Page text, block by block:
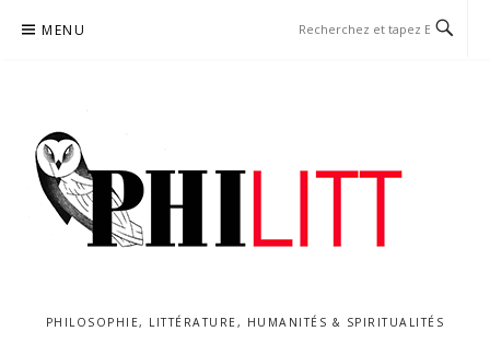
MENU
PHILOSOPHIE, LITTÉRATURE, HUMANITÉS & SPIRITUALITÉS